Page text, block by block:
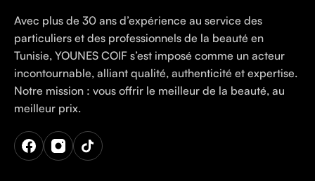
Avec plus de 30 ans d’expérience au service des
particuliers et des professionnels de la beauté en
Tunisie, YOUNES COIF s’est imposé comme un acteur
incontournable, alliant qualité, authenticité et expertise.
Notre mission : vous offrir le meilleur de la beauté, au
meilleur prix.